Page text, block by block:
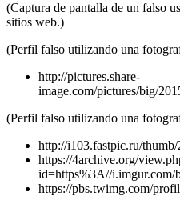
(Captura de pantalla de un falso
sitios web.)
(Perfil falso utilizando una
http://pictures.share-
image.com/pictures/big/
(Perfil falso utilizando una
http://i103.fastpic.ru/
https://4archive.org/
id=https%3A//
https://pbs.twimg.com/